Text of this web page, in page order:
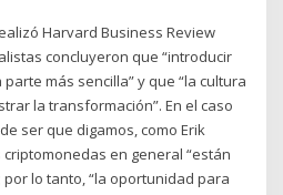
Harvard Business Review
concluyeron que “introducir
más sencilla” y que “la cultura
la transformación”. En el caso
ser que digamos, como Erik
criptomonedas en general “están
lo tanto, “la oportunidad para